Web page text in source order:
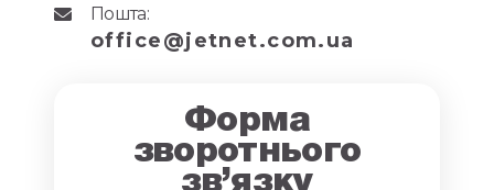
Пошта:
office@jetnet.com.ua
Форма
зворотнього
зв’язку